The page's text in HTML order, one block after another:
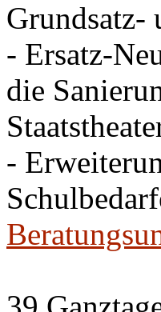
Grundsatz-
- Ersatz-
die
-